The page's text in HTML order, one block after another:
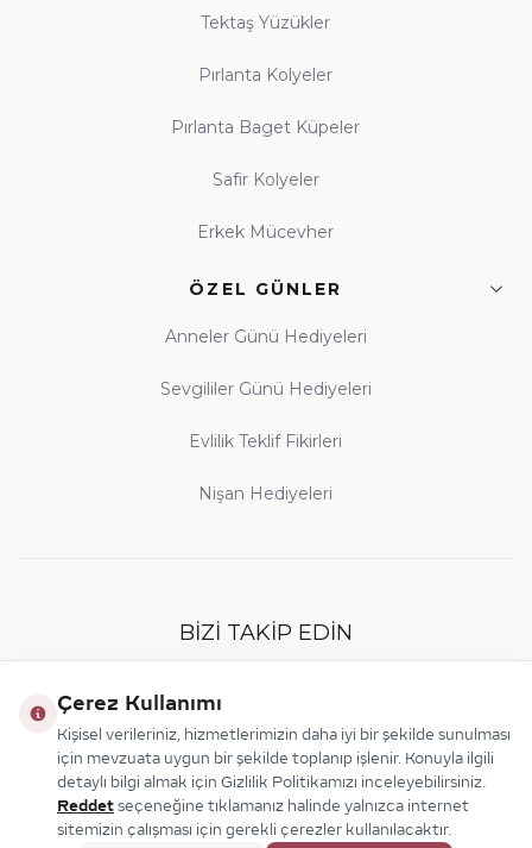
Tektaş Yüzükler
Pırlanta Kolyeler
Pırlanta Baget Küpeler
Safir Kolyeler
Erkek Mücevher
ÖZEL GÜNLER
Anneler Günü Hediyeleri
Sevgililer Günü Hediyeleri
Evlilik Teklif Fikirleri
Nişan Hediyeleri
© 2026 Makdis Pırlanta
BIZI TAKIP EDIN
Çerez Kullanımı
Kişisel verileriniz, hizmetlerimizin daha iyi bir şekilde sunulması
için mevzuata uygun bir şekilde toplanıp işlenir. Konuyla ilgili
detaylı bilgi almak için Gizlilik Politikamızı inceleyebilirsiniz.
Reddet seçeneğine tıklamanız halinde yalnızca internet
sitemizin çalışması için gerekli çerezler kullanılacaktır.